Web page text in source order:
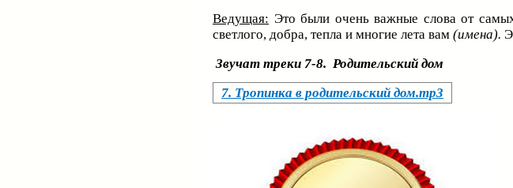
Ведущая: Это были очень важные слова от
светлого, добра, тепла и многие лета вам (имена).
Звучат треки 7-8. Родительский дом
7. Тропинка в родительский дом.mp3